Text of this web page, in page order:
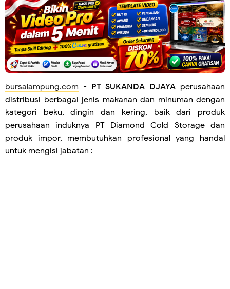
bursalampung.com - PT SUKANDA DJAYA perusahaan
distribusi berbagai jenis makanan dan minuman dengan
kategori beku, dingin dan kering, baik dari produk
perusahaan induknya PT Diamond Cold Storage dan
produk impor, membutuhkan profesional yang handal
untuk mengisi jabatan :